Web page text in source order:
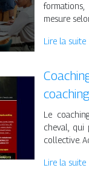
mesure
Lire la suite
Le
cheval, qui
collective.
Lire la suite